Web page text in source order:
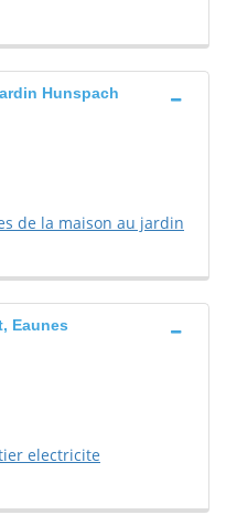
Hunspach
de la maison au jardin
Eaunes
electricite